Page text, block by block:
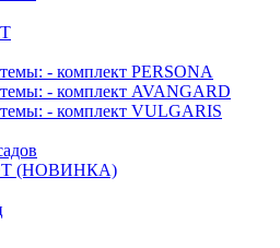
- комплект PERSONA
- комплект AVANGARD
- комплект VULGARIS
(НОВИНКА)